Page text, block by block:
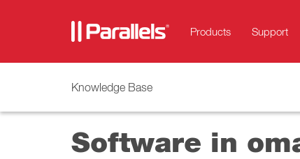
Products Support
Knowledge Base
Software in